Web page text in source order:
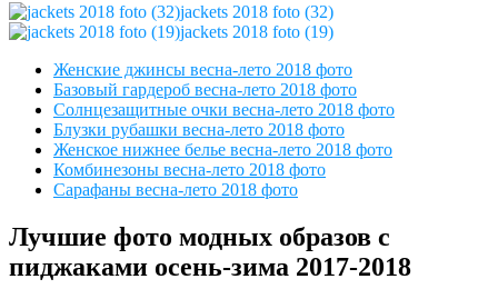
jackets 2018 foto (32)
jackets 2018 foto (19)
Женские джинсы весна-лето 2018 фото
Базовый гардероб весна-лето 2018 фото
Солнцезащитные очки весна-лето 2018 фото
Блузки рубашки весна-лето 2018 фото
Женское нижнее белье весна-лето 2018 фото
Комбинезоны весна-лето 2018 фото
Сарафаны весна-лето 2018 фото
Лучшие фото модных образов с
пиджаками осень-зима 2017-2018